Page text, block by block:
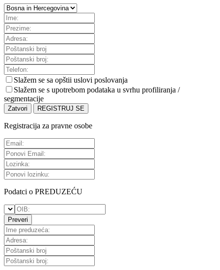
Slažem se sa opštii uslovi poslovanja
Slažem se s upotrebom podataka u svrhu profiliranja /
segmentacije
Zatvori REGISTRUJ SE
Registracija za pravne osobe
Podatci o PREDUZEĆU
Preveri